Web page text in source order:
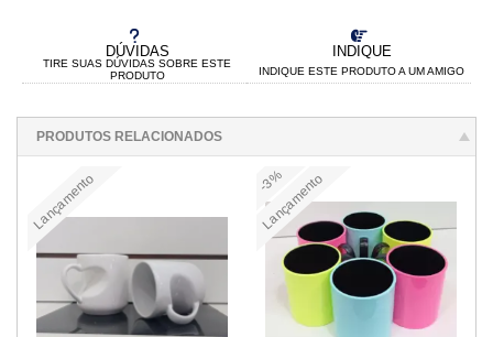
DÚVIDAS
TIRE SUAS DÚVIDAS SOBRE ESTE
PRODUTO
INDIQUE
INDIQUE ESTE PRODUTO A UM AMIGO
PRODUTOS RELACIONADOS
Lançamento -3%
Lançamento